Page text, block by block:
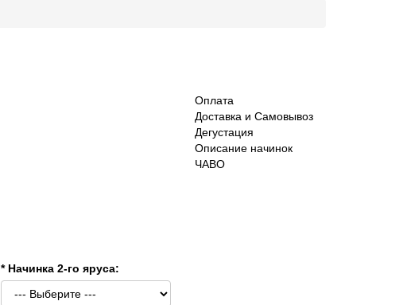
* Начинка 2-го яруса:
Оплата
Доставка и Самовывоз
Дегустация
Описание начинок
ЧАВО